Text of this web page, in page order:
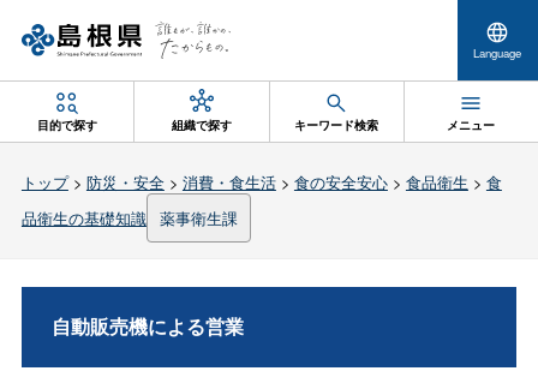
Language
目的で探す 組織で探す キーワード検索 メニュー
トップ> 防災・安全> 消費・食生活> 食の安全安心> 食品衛生 > 食
品衛生の基礎知識 薬事衛生課
自動販売機による営業